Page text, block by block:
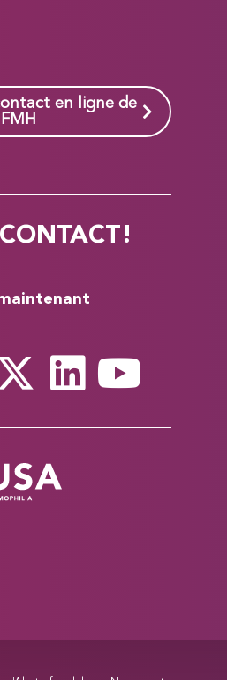
en ligne de
FMH